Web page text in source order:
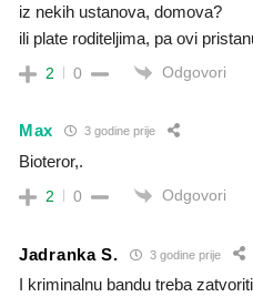
iz nekih ustanova, domova?
ili plate roditeljima, pa ovi
2 0 Odgovori
Max 3 godine prije
Bioteror,.
2 0 Odgovori
Jadranka S. 3 godine prije
I kriminalnu bandu treba